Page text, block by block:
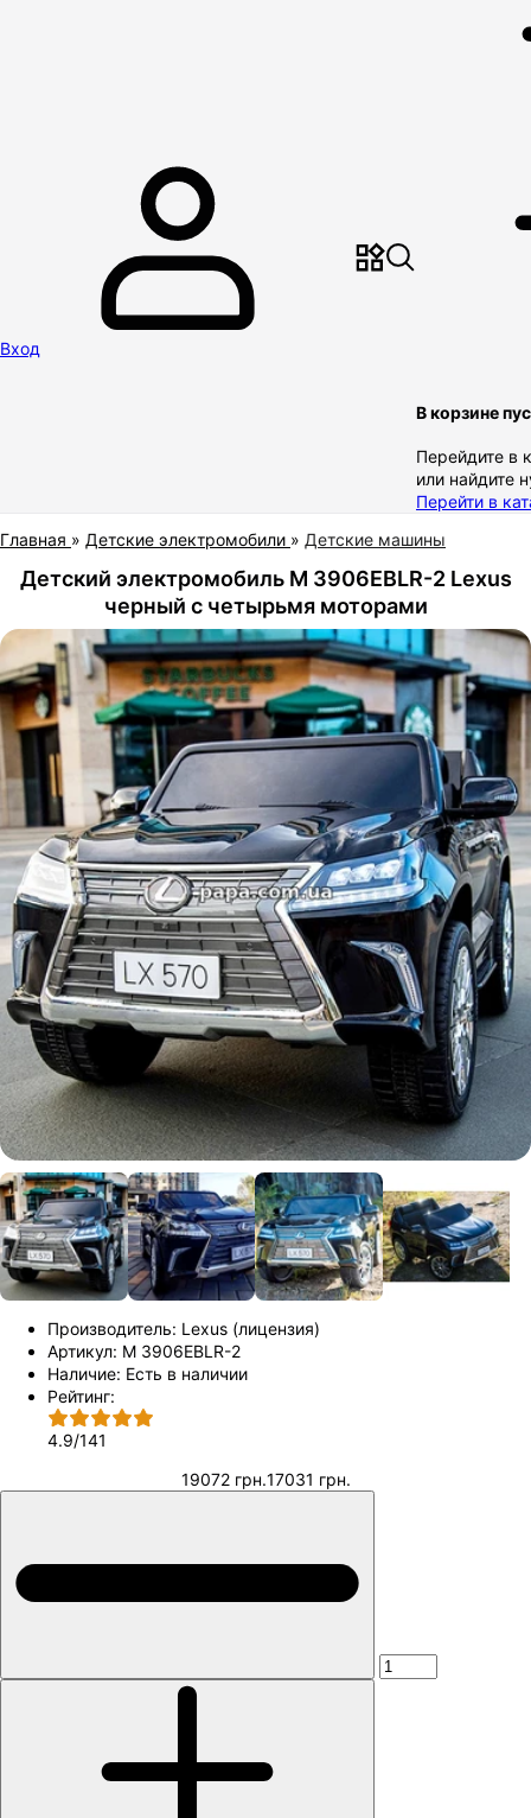
Вход
В корзине
Перейдите в
или найдите
Перейти в
Главная » Детские электромобили » Детские машины
Детский электромобиль M 3906EBLR-2 Lexus
черный с четырьмя моторами
Производитель: Lexus (лицензия)
Артикул: M 3906EBLR-2
Наличие: Есть в наличии
Рейтинг:
4.9/141
19072 грн.17031 грн.